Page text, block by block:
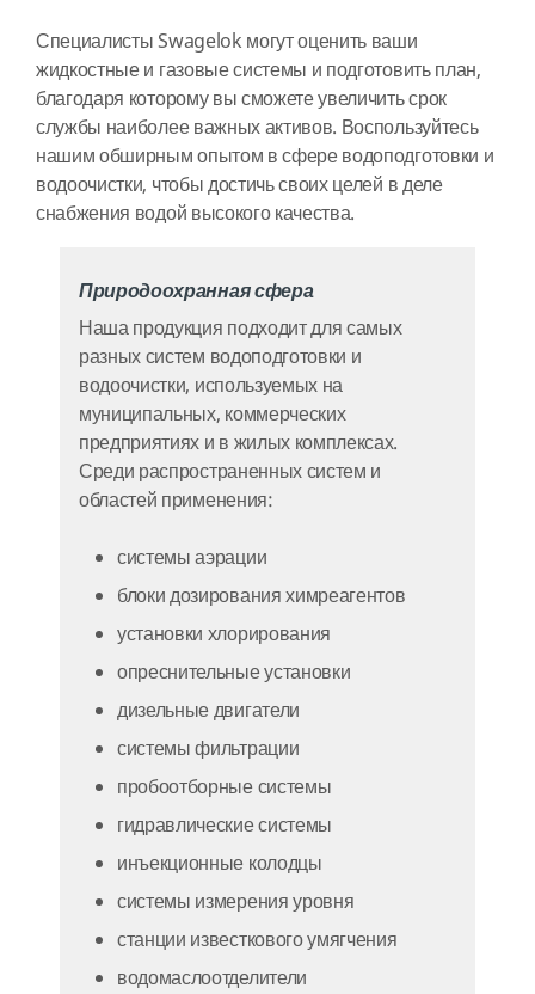
Специалисты Swagelok могут оценить ваши
жидкостные и газовые системы и подготовить план,
благодаря которому вы сможете увеличить срок
службы наиболее важных активов. Воспользуйтесь
нашим обширным опытом в сфере водоподготовки и
водоочистки, чтобы достичь своих целей в деле
снабжения водой высокого качества.
Природоохранная сфера
Наша продукция подходит для самых
разных систем водоподготовки и
водоочистки, используемых на
муниципальных, коммерческих
предприятиях и в жилых комплексах.
Среди распространенных систем и
областей применения:
системы аэрации
блоки дозирования химреагентов
установки хлорирования
опреснительные установки
дизельные двигатели
системы фильтрации
пробоотборные системы
гидравлические системы
инъекционные колодцы
системы измерения уровня
станции известкового умягчения
водомаслоотделители